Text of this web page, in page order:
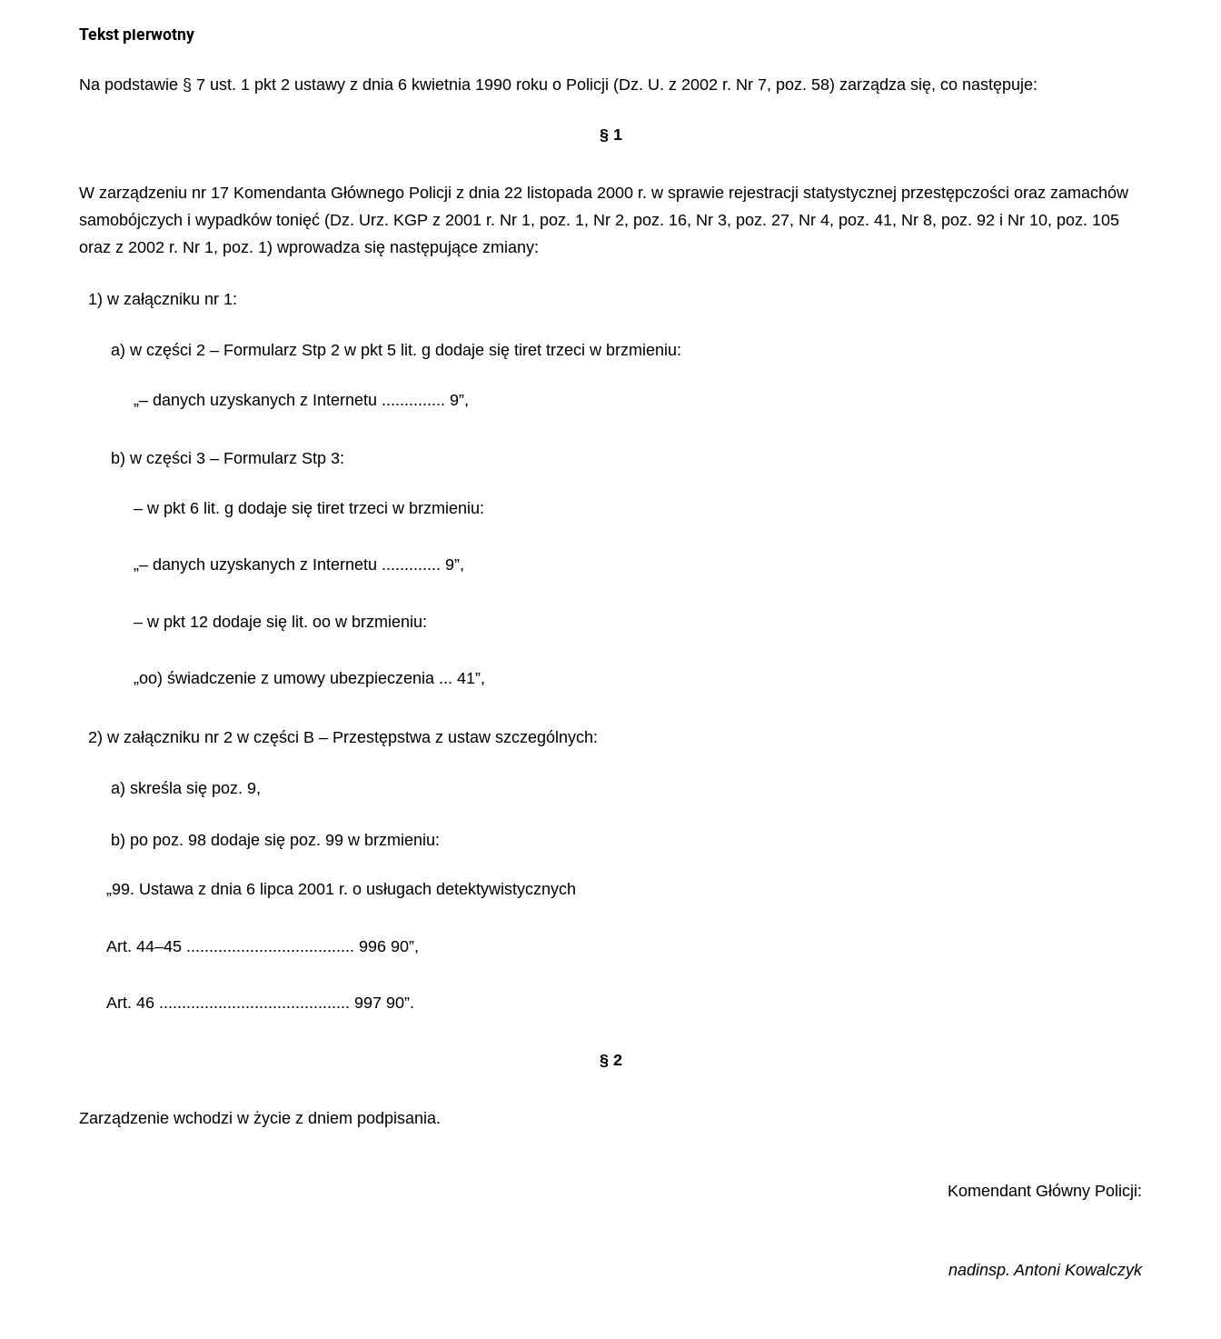
Tekst pierwotny
Na podstawie § 7 ust. 1 pkt 2 ustawy z dnia 6 kwietnia 1990 roku o Policji (Dz. U. z 2002 r. Nr 7, poz. 58) zarządza się, co następuje:
§ 1
W zarządzeniu nr 17 Komendanta Głównego Policji z dnia 22 listopada 2000 r. w sprawie rejestracji statystycznej przestępczości oraz zamachów
samobójczych i wypadków tonięć (Dz. Urz. KGP z 2001 r. Nr 1, poz. 1, Nr 2, poz. 16, Nr 3, poz. 27, Nr 4, poz. 41, Nr 8, poz. 92 i Nr 10, poz. 105
oraz z 2002 r. Nr 1, poz. 1) wprowadza się następujące zmiany:
1) w załączniku nr 1:
a) w części 2 – Formularz Stp 2 w pkt 5 lit. g dodaje się tiret trzeci w brzmieniu:
„– danych uzyskanych z Internetu .............. 9”,
b) w części 3 – Formularz Stp 3:
– w pkt 6 lit. g dodaje się tiret trzeci w brzmieniu:
„– danych uzyskanych z Internetu ............. 9”,
– w pkt 12 dodaje się lit. oo w brzmieniu:
„oo) świadczenie z umowy ubezpieczenia ... 41”,
2) w załączniku nr 2 w części B – Przestępstwa z ustaw szczególnych:
a) skreśla się poz. 9,
b) po poz. 98 dodaje się poz. 99 w brzmieniu:
„99. Ustawa z dnia 6 lipca 2001 r. o usługach detektywistycznych
Art. 44–45 ..................................... 996 90”,
Art. 46 .......................................... 997 90”.
§ 2
Zarządzenie wchodzi w życie z dniem podpisania.
Komendant Główny Policji:
nadinsp. Antoni Kowalczyk